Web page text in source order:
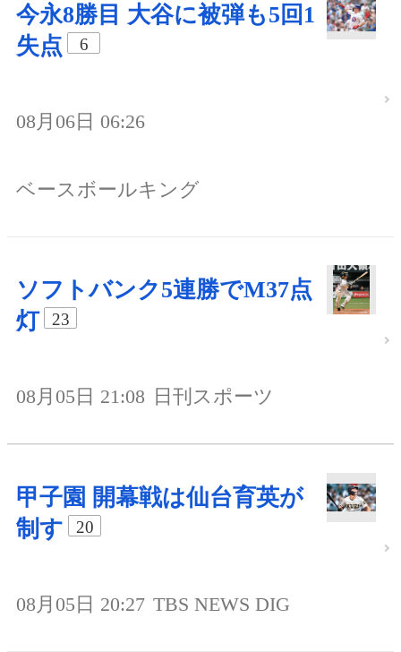
今永8勝目 大谷に被弾も5回1
失点
6
08月06日 06:26
ベースボールキング
ソフトバンク5連勝でM37点
灯
23
08月05日 21:08 日刊スポーツ
甲子園 開幕戦は仙台育英が
制す
20
08月05日 20:27 TBS NEWS DIG